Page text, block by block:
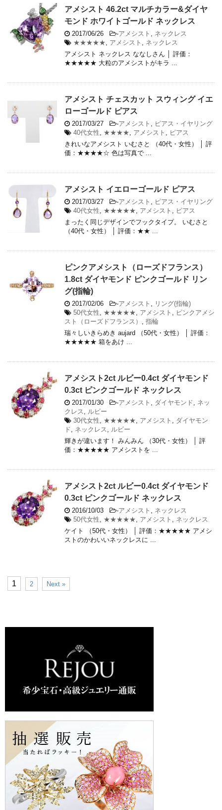
アメシスト 46.2ct マルチカラー&ダイヤ
モンド ホワイトゴールド ネックレス
2017/06/26 -アメシスト , ネックレス
★★★★★, アメシスト , ネックレス
アメシスト ネックレス ななしさん │ 評価：
★★★★★ 大粒のアメシストがキラ ...
アメシスト チェスカット スウィング イエ
ローゴールド ピアス
2017/03/27 -アメシスト , ピアス・イヤリング
40代女性, ★★★★, アメシスト , ピアス
きれいなアメシスト いむさと （40代・女性） │ 評
価：★★★★☆ 色は写真で ...
アメシスト イエローゴールド ピアス
2017/03/27 -アメシスト , ピアス・イヤリング
40代女性, ★★★★★, アメシスト , ピアス
まったく同じデザインでフックタイプ。 いむさと
（40代・女性） │ 評価：★★ ...
ピンクアメシスト（ローズドフランス）
1.8ct ダイヤモンド ピンクゴールド リン
グ(指輪)
2017/02/06 -アメシスト , リング(指輪)
50代女性, ★★★★★, アメシスト , ピンクアメシ
スト（ローズドフランス） , 指輪
瑞々しいきらめき aujard （50代・女性） │ 評価：
★★★★★ 箱をあけ ...
アメシスト2ct ルビー0.4ct ダイヤモンド
0.3ct ピンクゴールド ネックレス
2017/01/30 -アメシスト , ダイヤモンド, ネッ
クレス , ルビー
30代女性, ★★★★★, アメシスト , ダイヤモン
ド, ネックレス , ルビー
輝きが違います！ みんみん （30代・女性） │ 評
価：★★★★★ アメシストを ...
アメシスト2ct ルビー0.4ct ダイヤモンド
0.3ct ピンクゴールド ネックレス
2016/10/03 -アメシスト , ネックレス
50代女性, ★★★★★, アメシスト , ネックレス
ケイト （50代・女性） │ 評価：★★★★★ アメシ
ストのかわいいネックレスに ...
1 2 Next »